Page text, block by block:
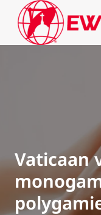
Vaticaan